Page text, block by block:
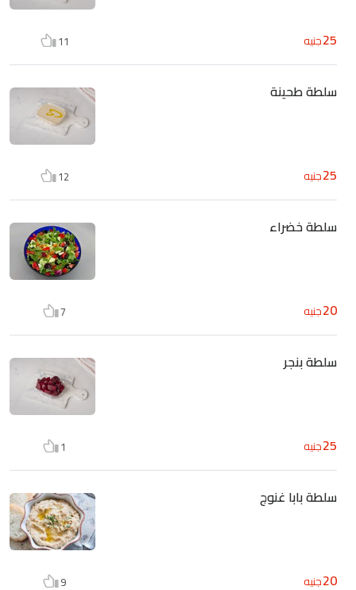
25جنيه 11
سلطة طحينة
25جنيه 12
سلطة خضراء
20جنيه 7
سلطة بنجر
25جنيه 1
سلطة بابا غنوج
20جنيه 9